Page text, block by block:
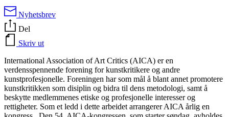
Nyhetsbrev
Del
Skriv ut
International Association of Art Critics (AICA) er en
verdensspennende forening for kunstkritikere og andre
kunstprofesjonelle. Foreningen har som mål å blant annet promotere
kunstkritikken som disiplin og bidra til dens metodologi, samt å
beskytte medlemmenes etiske og profesjonelle interesser og
rettigheter. Som et ledd i dette arbeidet arrangerer AICA årlig en